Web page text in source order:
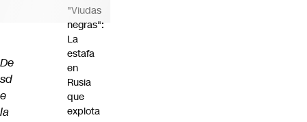
De
sd
e
la
"Viudas
negras":
La
estafa
en
Rusia
que
explota